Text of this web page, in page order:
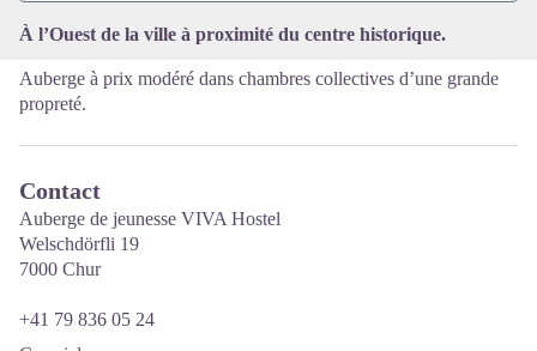
À l’Ouest de la ville à proximité du centre historique.
Auberge à prix modéré dans chambres collectives d’une grande
propreté.
Contact
Auberge de jeunesse VIVA Hostel
Welschdörfli 19
7000 Chur
+41 79 836 05 24